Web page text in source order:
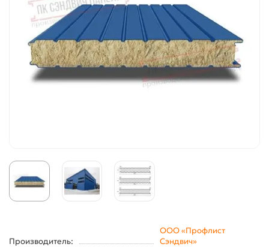
Производитель:
ООО «Профлист
Сэндвич»